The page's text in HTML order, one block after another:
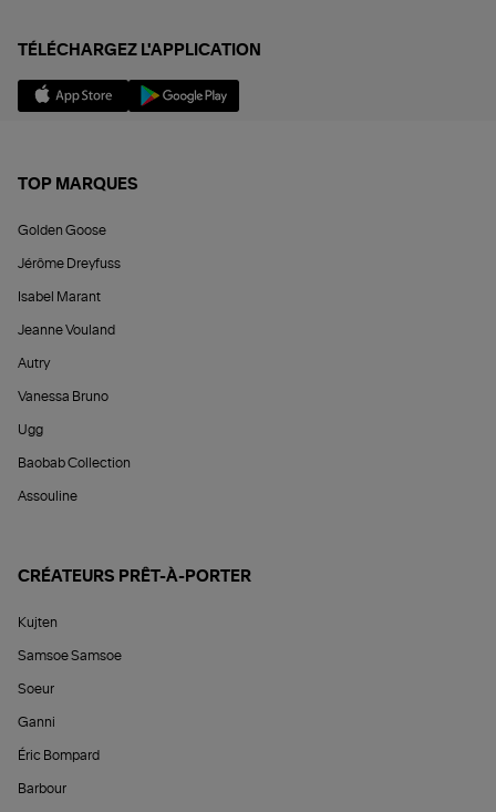
TÉLÉCHARGEZ L'APPLICATION
TOP MARQUES
Golden Goose
Jérôme Dreyfuss
Isabel Marant
Jeanne Vouland
Autry
Vanessa Bruno
Ugg
Baobab Collection
Assouline
CRÉATEURS PRÊT-À-PORTER
Kujten
Samsoe Samsoe
Soeur
Ganni
Éric Bompard
Barbour